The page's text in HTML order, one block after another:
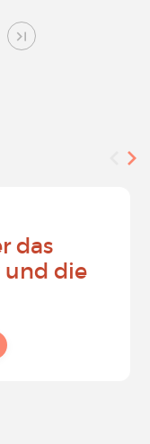
das
und die